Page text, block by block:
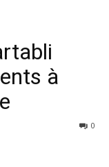
à
0